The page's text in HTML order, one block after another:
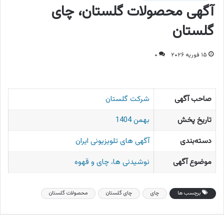
آگهی محصولات گلستان، چای
گلستان
۱۵ فوریه ۲۰۲۶ ۰
صاحب آگهی
شرکت گلستان
تاریخ پخش
بهمن 1404
دسته‌بندی
آگهی های تلویزیونی ایران
موضوع آگهی
نوشیدنی ها، چای و قهوه
برچسب ها چای چای گلستان محصولات گلستان